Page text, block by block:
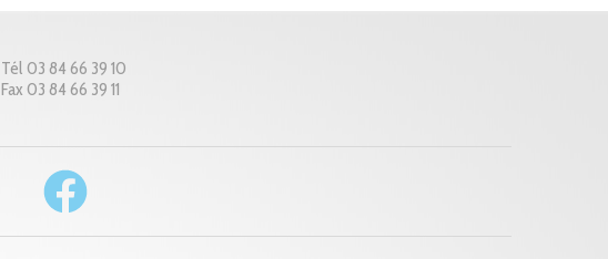
Tél 03 84 66 39 10
Fax 03 84 66 39 11